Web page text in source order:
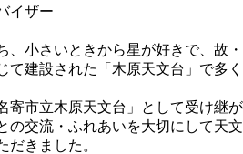
小さいときから星が好きで、故・
て建設された「木原天文台」で多く
市立木原天文台」として受け継が
の交流・ふれあいを大切にして天文
だきました。